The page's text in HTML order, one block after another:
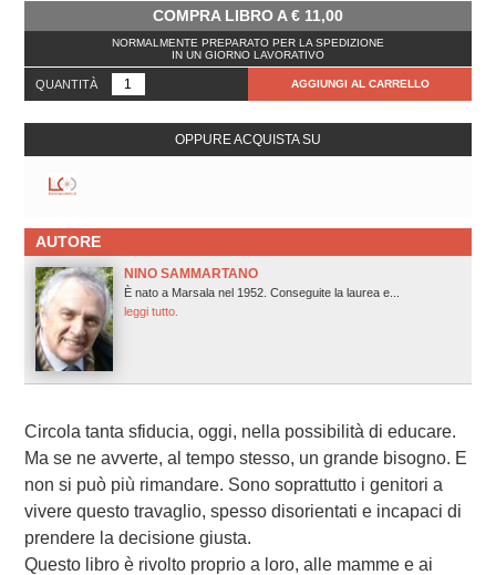
COMPRA LIBRO A€11,00
NORMALMENTE PREPARATO PER LA SPEDIZIONE
IN UN GIORNO LAVORATIVO
QUANTITÀ AGGIUNGI AL CARRELLO
OPPURE ACQUISTA SU
AUTORE
NINO SAMMARTANO
È nato a Marsala nel 1952. Conseguite la laurea e...
leggi tutto.
Circola tanta sfiducia, oggi, nella possibilità di educare.
Ma se ne avverte, al tempo stesso, un grande bisogno. E
non si può più rimandare. Sono soprattutto i genitori a
vivere questo travaglio, spesso disorientati e incapaci di
prendere la decisione giusta.
Questo libro è rivolto proprio a loro, alle mamme e ai